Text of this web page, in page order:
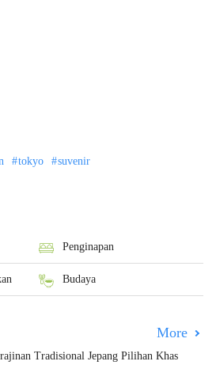
tokyo suvenir
Penginapan
Budaya
More
Tradisional Jepang Pilihan Khas